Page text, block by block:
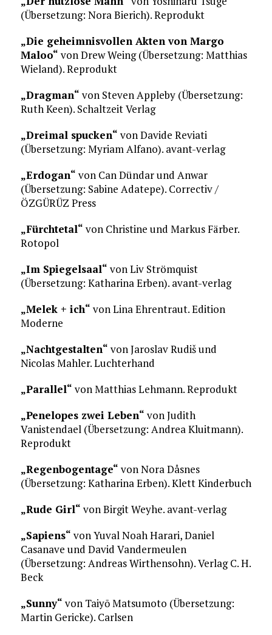
(Übersetzung: Nora Bierich). Reprodukt
„Die geheimnisvollen Akten von Margo
Maloo“ von Drew Weing (Übersetzung: Matthias
Wieland). Reprodukt
„Dragman“ von Steven Appleby (Übersetzung:
Ruth Keen). Schaltzeit Verlag
„Dreimal spucken“ von Davide Reviati
(Übersetzung: Myriam Alfano). avant-verlag
„Erdogan“ von Can Dündar und Anwar
(Übersetzung: Sabine Adatepe). Correctiv /
ÖZGÜRÜZ Press
„Fürchtetal“ von Christine und Markus Färber.
Rotopol
„Im Spiegelsaal“ von Liv Strömquist
(Übersetzung: Katharina Erben). avant-verlag
„Melek + ich“ von Lina Ehrentraut. Edition
Moderne
„Nachtgestalten“ von Jaroslav Rudiš und
Nicolas Mahler. Luchterhand
„Parallel“ von Matthias Lehmann. Reprodukt
„Penelopes zwei Leben“ von Judith
Vanistendael (Übersetzung: Andrea Kluitmann).
Reprodukt
„Regenbogentage“ von Nora Dåsnes
(Übersetzung: Katharina Erben). Klett Kinderbuch
„Rude Girl“ von Birgit Weyhe. avant-verlag
„Sapiens“ von Yuval Noah Harari, Daniel
Casanave und David Vandermeulen
(Übersetzung: Andreas Wirthensohn). Verlag C. H.
Beck
„Sunny“ von Taiyō Matsumoto (Übersetzung:
Martin Gericke). Carlsen